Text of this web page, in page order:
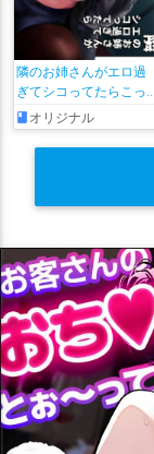
隣のお姉さんがエロ過
ぎてシコってたらこっ
そり抜いてくれた話
オリジナル